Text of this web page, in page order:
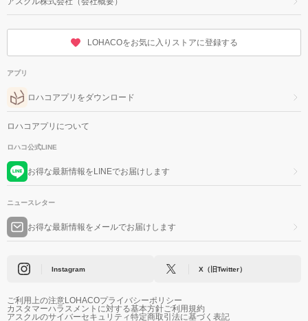
LOHACOをお気に入りストアに登録する
アプリ
ロハコアプリをダウンロード
ロハコアプリについて
ロハコ公式LINE
お得な最新情報をLINEでお届けします
ニュースレター
お得な最新情報をメールでお届けします
Instagram X（旧Twitter）
ご利用上の注意LOHACOプライバシーポリシー
カスタマーハラスメントに対する基本方針ご利用規約
アスクルのサイバーセキュリティ特定商取引法に基づく表記